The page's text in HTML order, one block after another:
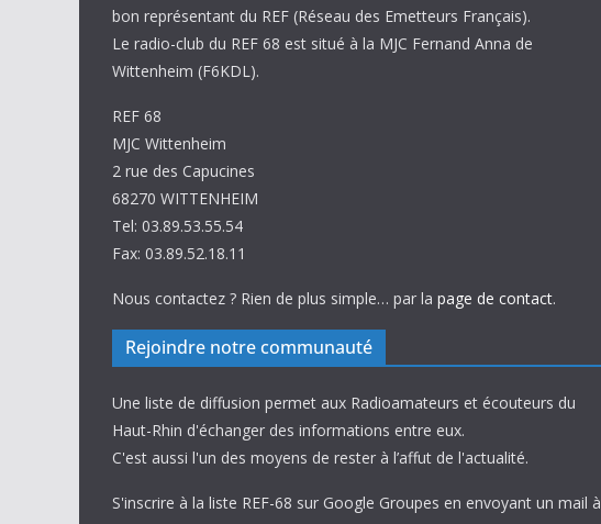
bon représentant du REF (Réseau des Emetteurs Français).
Le radio-club du REF 68 est situé à la MJC Fernand Anna de
Wittenheim (F6KDL).
REF 68
MJC Wittenheim
2 rue des Capucines
68270 WITTENHEIM
Tel: 03.89.53.55.54
Fax: 03.89.52.18.11
Nous contactez ? Rien de plus simple… par la page de contact.
Rejoindre notre communauté
Une liste de diffusion permet aux Radioamateurs et écouteurs du
Haut-Rhin d'échanger des informations entre eux.
C'est aussi l'un des moyens de rester à l’affut de l'actualité.
S'inscrire à la liste REF-68 sur Google Groupes en envoyant un mail à